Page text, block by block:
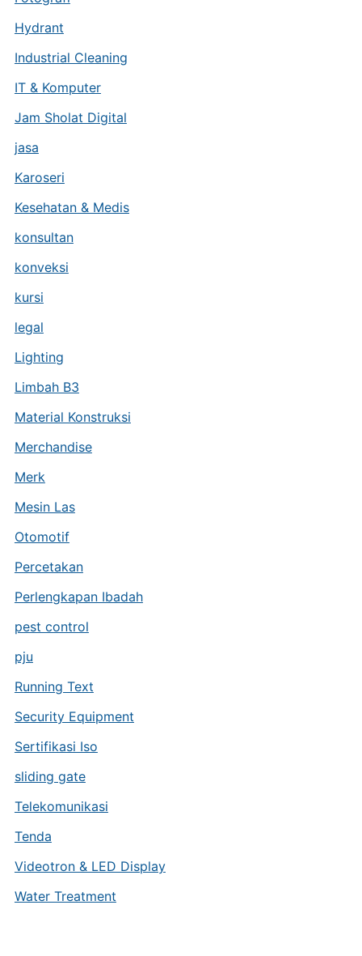
Hydrant
Industrial Cleaning
IT & Komputer
Jam Sholat Digital
jasa
Karoseri
Kesehatan & Medis
konsultan
konveksi
kursi
legal
Lighting
Limbah B3
Material Konstruksi
Merchandise
Merk
Mesin Las
Otomotif
Percetakan
Perlengkapan Ibadah
pest control
pju
Running Text
Security Equipment
Sertifikasi Iso
sliding gate
Telekomunikasi
Tenda
Videotron & LED Display
Water Treatment